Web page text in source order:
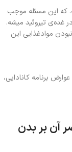
که این مسئله موجب
غده‌ی تیروئید میشه.
موادغذایی این
برنامه کانادایی،
آن بر بدن